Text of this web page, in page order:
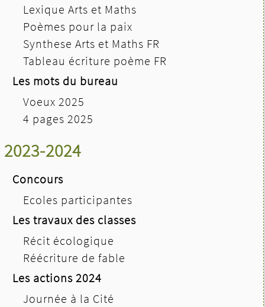
Lexique Arts et Maths
Poèmes pour la paix
Synthese Arts et Maths FR
Tableau écriture poème FR
Les mots du bureau
Voeux 2025
4 pages 2025
2023-2024
Concours
Ecoles participantes
Les travaux des classes
Récit écologique
Réécriture de fable
Les actions 2024
Journée à la Cité